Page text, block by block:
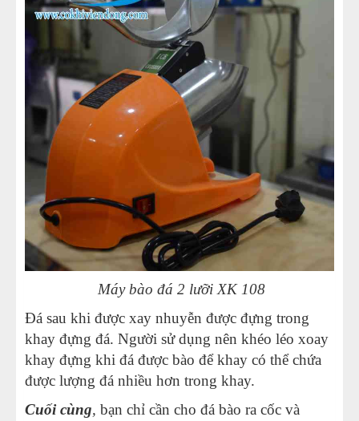
Máy bào đá 2 lưỡi XK 108
Đá sau khi được xay nhuyễn được đựng trong
khay đựng đá. Người sử dụng nên khéo léo xoay
khay đựng khi đá được bào để khay có thể chứa
được lượng đá nhiều hơn trong khay.
Cuối cùng, bạn chỉ cần cho đá bào ra cốc và